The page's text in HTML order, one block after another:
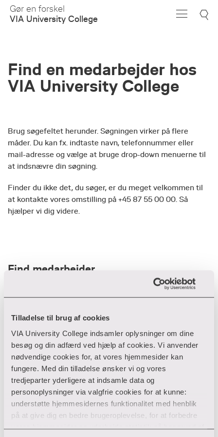
Tilladelse til brug af cookies
VIA University College indsamler oplysninger om dine
besøg og din adfærd ved hjælp af cookies. Vi anvender
nødvendige cookies for, at vores hjemmesider kan
fungere. Med din tilladelse ønsker vi og vores
tredjeparter yderligere at indsamle data og
personoplysninger via valgfrie cookies for at kunne:
understøtte hjemmesidernes funktionalitet med henblik
på at give dig en bedre brugeroplevelse, for at forbedre
vores hjemmesider og udarbejde statistik på baggrund af
Skip
Main
Gør en forskel
VIA University College
Find en medarbejder hos
VIA University College
Brug søgefeltet herunder. Søgningen virker på flere
måder. Du kan fx. indtaste navn, telefonnummer eller
mail-adresse og vælge at bruge drop-down menuerne til
at indsnævre din søgning.
Finder du ikke det, du søger, er du meget velkommen til
at kontakte vores omstilling på +45 87 55 00 00. Så
hjælper vi dig videre.
Find medarbejder
Filter
Ryd filtre
Din søgning gav desværre ikke noget resultat
Giv ikke op endnu!